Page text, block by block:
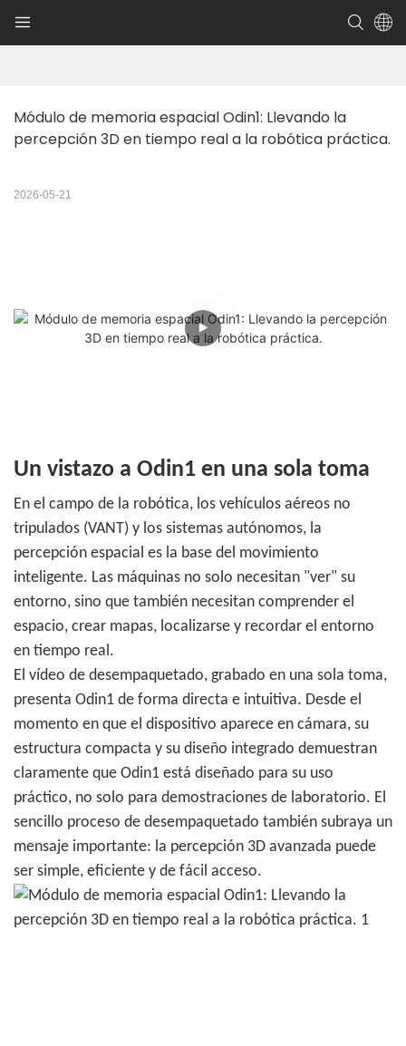
Módulo de memoria espacial Odin1: Llevando la
percepción 3D en tiempo real a la robótica práctica.
2026-05-21
Un vistazo a Odin1 en una sola toma
En el campo de la robótica, los vehículos aéreos no
tripulados (VANT) y los sistemas autónomos, la
percepción espacial es la base del movimiento
inteligente. Las máquinas no solo necesitan "ver" su
entorno, sino que también necesitan comprender el
espacio, crear mapas, localizarse y recordar el entorno
en tiempo real.
El vídeo de desempaquetado, grabado en una sola toma,
presenta Odin1 de forma directa e intuitiva. Desde el
momento en que el dispositivo aparece en cámara, su
estructura compacta y su diseño integrado demuestran
claramente que Odin1 está diseñado para su uso
práctico, no solo para demostraciones de laboratorio. El
sencillo proceso de desempaquetado también subraya un
mensaje importante: la percepción 3D avanzada puede
ser simple, eficiente y de fácil acceso.